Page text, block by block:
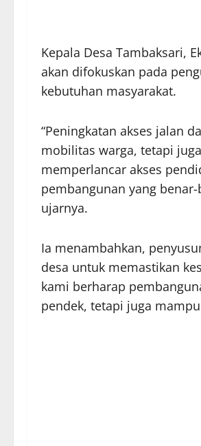
Kepala Desa Tambaksari,
akan difokuskan pada
kebutuhan masyarakat.
“Peningkatan akses jalan
mobilitas warga, tetapi
memperlancar akses
pembangunan yang
ujarnya.
Ia menambahkan,
desa untuk memastikan
kami berharap
pendek, tetapi juga